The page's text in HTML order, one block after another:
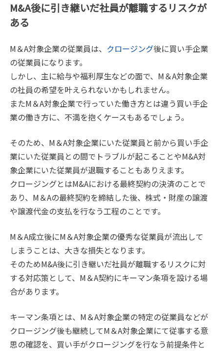
M&A後に引き継いだ社員が離職するリスクが
ある
M＆A対象企業の従業員は、 クロージング後に買い手企業
の従業員になります。
しかし、主に給与や福利厚生などの面で、M＆A対象企業
の社員の希望を叶えられないかもしれません。
またM＆A対象企業で行っていた働き方とは違う買い手企
業の働き方に、不満を抱くケースもあるでしょう。
そのため、M＆A対象企業にいた従業員と前から買い手企
業にいた従業員との間でトラブルが起こることやM&A対
象企業にいた従業員が退職することもありえます。
クロージングとはM&Aにおける最終契約の決済のことで
あり、M＆Aの最終契約を締結した後、株式・財産の譲渡
や譲渡代金の支払を行なう工程のことです。
M＆A成立後にM＆A対象企業の優秀な従業員が流出して
しまうことは、大きな損失となります。
そのためM&A後に引き継いだ社員が離職するリスクに対
する対応策として、M＆A契約にキーマン条項を設ける場
合があります。
キーマン条項とは、M＆A対象企業の特定の従業員などが
クロージング後も継続してM＆A対象企業にて従事する意
思の確認を、買い手がクロージングを行なう前提条件と